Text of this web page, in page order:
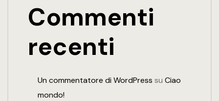
Commenti
recenti
Un commentatore di WordPress su Ciao
mondo!